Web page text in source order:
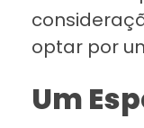
optar por
Um